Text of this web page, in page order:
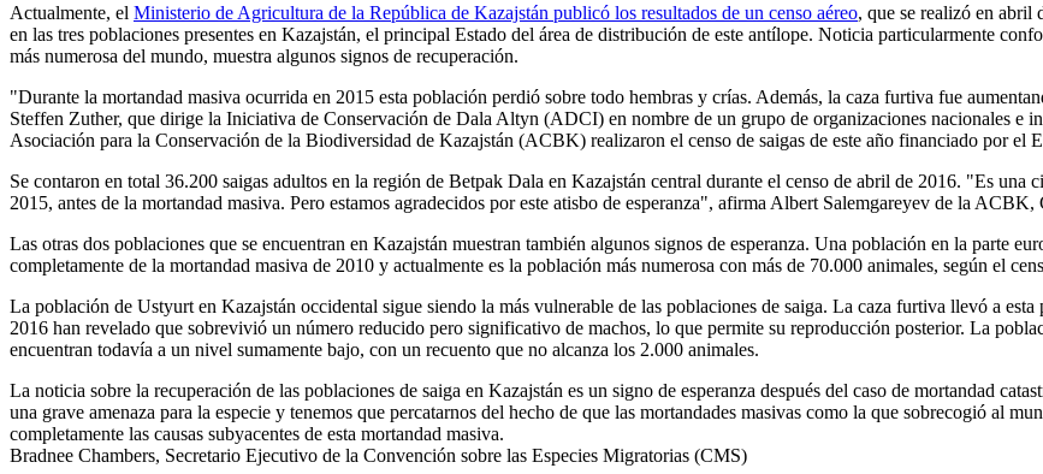
Actualmente, el Ministerio de Agricultura de la República de Kazajstán publicó los resultados de un censo aéreo, que se realizó en abril
en las tres poblaciones presentes en Kazajstán, el principal Estado del área de distribución de este antílope. Noticia particularmente
más numerosa del mundo, muestra algunos signos de recuperación.
"Durante la mortandad masiva ocurrida en 2015 esta población perdió sobre todo hembras y crías. Además, la caza furtiva fue
Steffen Zuther, que dirige la Iniciativa de Conservación de Dala Altyn (ADCI) en nombre de un grupo de organizaciones nacionales e
Asociación para la Conservación de la Biodiversidad de Kazajstán (ACBK) realizaron el censo de saigas de este año financiado por el
Se contaron en total 36.200 saigas adultos en la región de Betpak Dala en Kazajstán central durante el censo de abril de 2016. "Es
2015, antes de la mortandad masiva. Pero estamos agradecidos por este atisbo de esperanza", afirma Albert Salemgareyev de la
Las otras dos poblaciones que se encuentran en Kazajstán muestran también algunos signos de esperanza. Una población en la parte
completamente de la mortandad masiva de 2010 y actualmente es la población más numerosa con más de 70.000 animales, según el
La población de Ustyurt en Kazajstán occidental sigue siendo la más vulnerable de las poblaciones de saiga. La caza furtiva llevó a
2016 han revelado que sobrevivió un número reducido pero significativo de machos, lo que permite su reproducción posterior. La
encuentran todavía a un nivel sumamente bajo, con un recuento que no alcanza los 2.000 animales.
La noticia sobre la recuperación de las poblaciones de saiga en Kazajstán es un signo de esperanza después del caso de mortandad
una grave amenaza para la especie y tenemos que percatarnos del hecho de que las mortandades masivas como la que sobrecogió al
completamente las causas subyacentes de esta mortandad masiva.
Bradnee Chambers, Secretario Ejecutivo de la Convención sobre las Especies Migratorias (CMS)